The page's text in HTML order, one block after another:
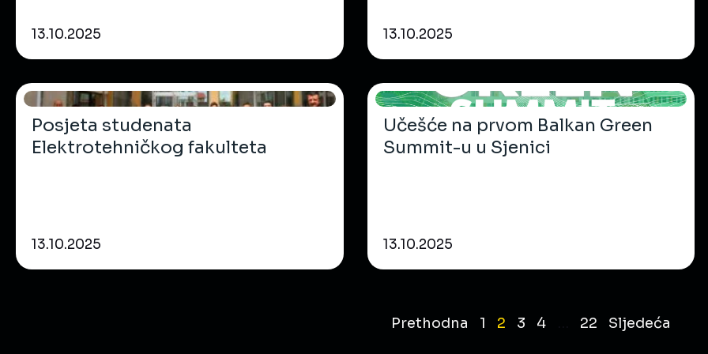
13.10.2025 13.10.2025
Posjeta studenata
Elektrotehničkog fakulteta
13.10.2025
Učešće na prvom Balkan Green
Summit-u u Sjenici
13.10.2025
Prethodna 1 2 3 4 22 Sljedeća